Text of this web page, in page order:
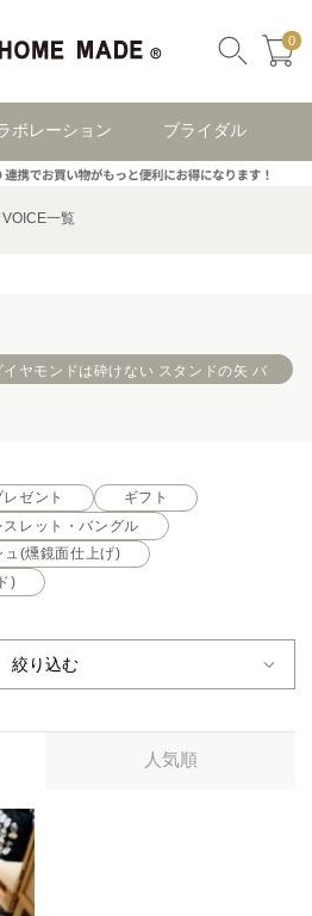
0
ボレーション ブライダル
VOICE一覧
ヤモンドは砕けない スタンドの矢 バ
レゼント
ギフト
スレット・バングル
ュ(燻鏡面仕上げ)
)
絞り込む
人気順